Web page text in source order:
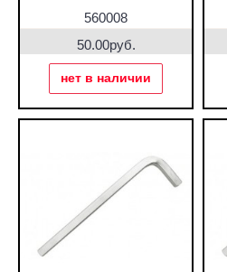
560008
50.00руб.
нет в наличии